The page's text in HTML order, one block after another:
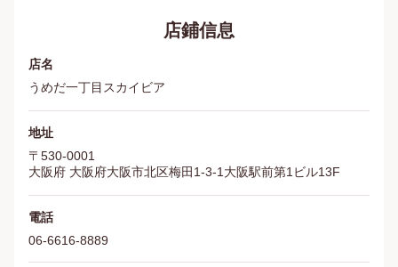
店鋪信息
店名
うめだ一丁目スカイビア
地址
〒 530-0001
大阪府 大阪府大阪市北区梅田1‐3‐1大阪駅前第1ビル13F
電話
06-6616-8889